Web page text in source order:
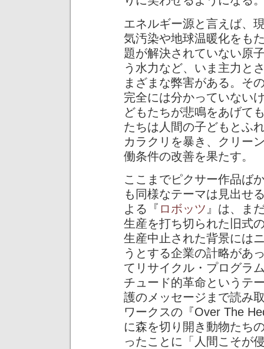
エネルギー源と言えば、
気汚染や地球温暖化をも
題が解決されていない原
う水力など、いま主力と
まざまな弊害がある。そ
完全には分かっていない
どもたちが悲鳴をあげて
たちは人間の子どもとふ
カラクリを暴き、クリー
働条件の改善を果たす。
ここまでピクサー作品ば
も同様なテーマは見出せ
よる『 ロボッツ 』は、ま
生産を打ち切られた旧式
生産中止された背景には
うとする企業の計略があ
てリサイクル・プログラ
チュード的革命というテ
護のメッセージまで読み
ワークスの『Over The
に森を切り開き動物たち
ったことに「人間こそが